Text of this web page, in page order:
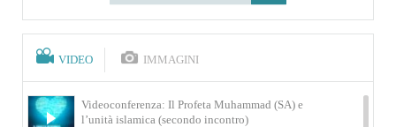
VIDEO IMMAGINI
Videoconferenza: Il Profeta Muhammad (SA) e
l’unità islamica (secondo incontro)